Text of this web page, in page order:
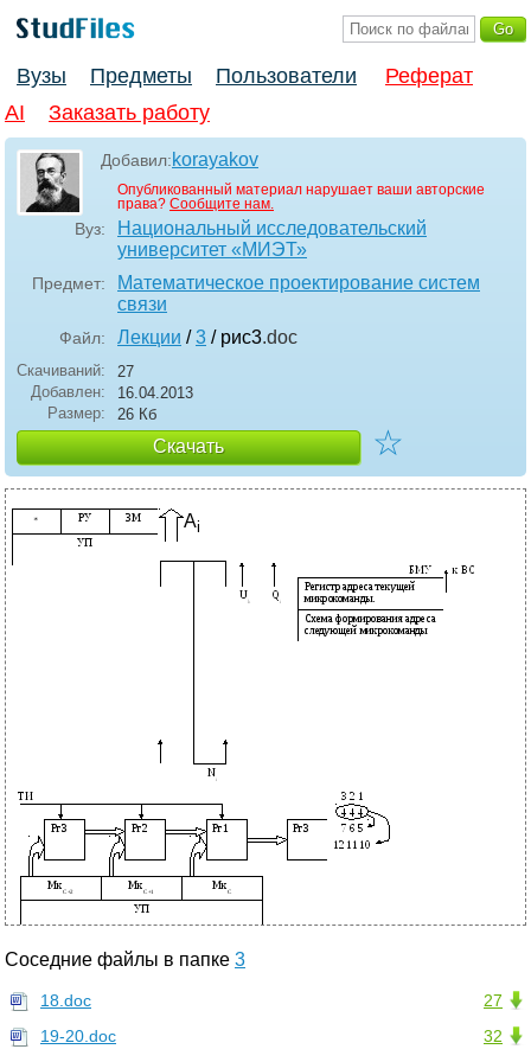
Вузы Предметы Пользователи
Реферат
AI
Заказать работу
Добавил:korayakov
Опубликованный материал нарушает ваши авторские
права? Сообщите нам.
Вуз:
Национальный исследовательский
университет «МИЭТ»
Предмет:
Математическое проектирование систем
связи
Файл: Лекции /3 / рис3.doc
Скачиваний:
27
Добавлен:
16.04.2013
Размер:
26 Кб
Скачать ☆
Ai
Соседние файлы в папке 3
27
18.doc
32
19-20.doc